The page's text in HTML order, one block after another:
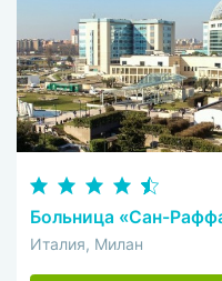
Больница «Сан-
Италия, Милан